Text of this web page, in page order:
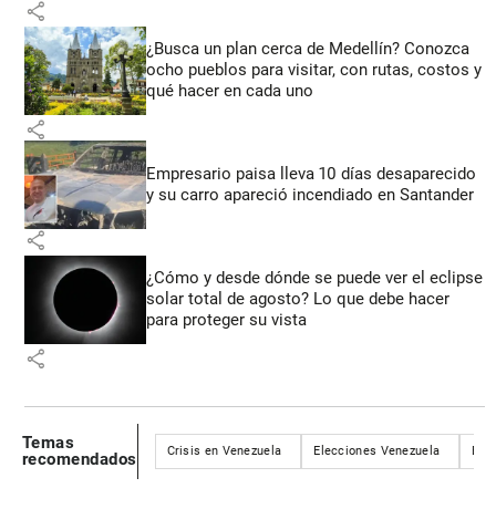
share
¿Busca un plan cerca de Medellín? Conozca
ocho pueblos para visitar, con rutas, costos y
qué hacer en cada uno
share
Empresario paisa lleva 10 días desaparecido
y su carro apareció incendiado en Santander
share
¿Cómo y desde dónde se puede ver el eclipse
solar total de agosto? Lo que debe hacer
para proteger su vista
share
Temas
recomendados
Crisis en Venezuela Elecciones Venezuela